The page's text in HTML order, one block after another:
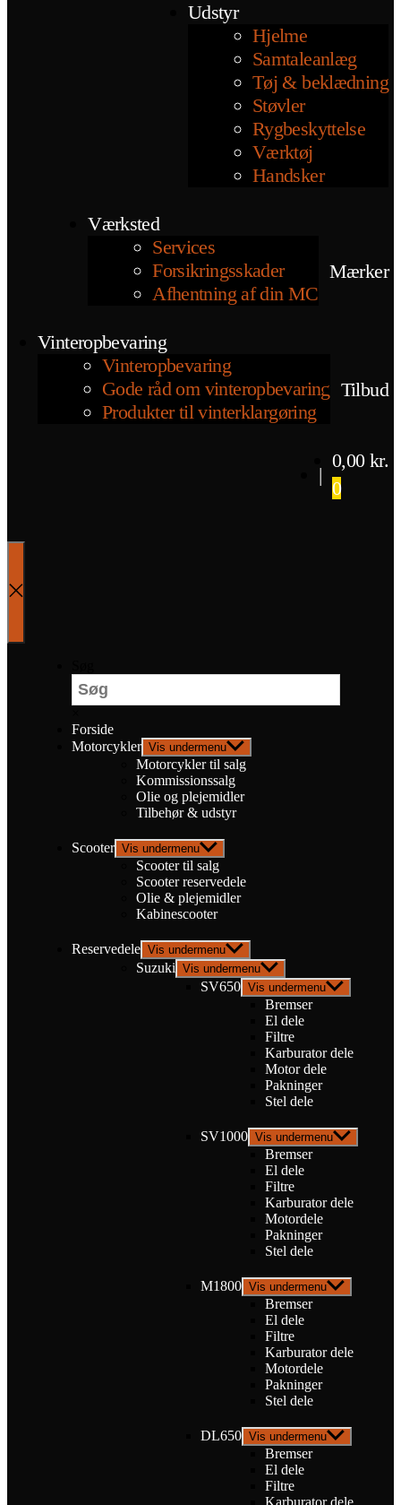
Udstyr
Hjelme
Samtaleanlæg
Tøj & beklædning
Støvler
Rygbeskyttelse
Værktøj
Handsker
Værksted
Services
Forsikringsskader
Afhentning af din MC
Mærker
Vinteropbevaring
Vinteropbevaring
Gode råd om vinteropbevaring
Produkter til vinterklargøring
Tilbud
|
0,00 kr.
0
Forside
Motorcykler Vis undermenu
Motorcykler til salg
Kommissionssalg
Olie og plejemidler
Tilbehør & udstyr
Scooter Vis undermenu
Scooter til salg
Scooter reservedele
Olie & plejemidler
Kabinescooter
Reservedele Vis undermenu
Suzuki Vis undermenu
SV650 Vis undermenu
Bremser
El dele
Filtre
Karburator dele
Motor dele
Pakninger
Stel dele
SV1000 Vis undermenu
Bremser
El dele
Filtre
Karburator dele
Motordele
Pakninger
Stel dele
M1800 Vis undermenu
Bremser
El dele
Filtre
Karburator dele
Motordele
Pakninger
Stel dele
DL650 Vis undermenu
Bremser
El dele
Filtre
Karburator dele